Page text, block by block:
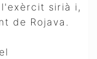
sirià i,
de Rojava.